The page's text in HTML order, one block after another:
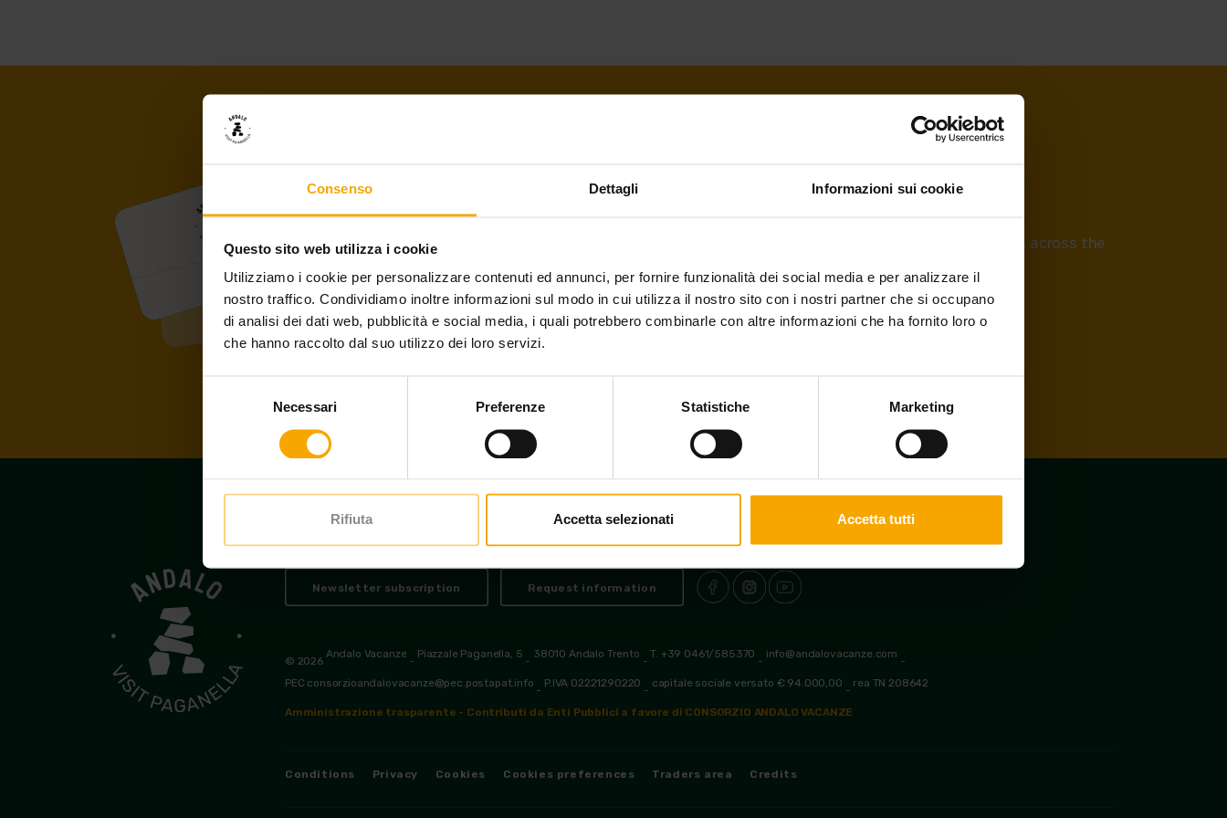
Consenso Dettagli Informazioni sui cookie
Questo sito web utilizza i cookie
Utilizziamo i cookie per personalizzare contenuti ed annunci, per fornire funzionalità dei social media e per analizzare il
nostro traffico. Condividiamo inoltre informazioni sul modo in cui utilizza il nostro sito con i nostri partner che si occupano
di analisi dei dati web, pubblicità e social media, i quali potrebbero combinarle con altre informazioni che ha fornito loro o
che hanno raccolto dal suo utilizzo dei loro servizi.
Necessari Preferenze Statistiche Marketing
Rifiuta Accetta selezionati Accetta tutti
PAGANELLA GUEST CARD
The Dolomiti Paganella Guest Card gives holders many discounts and reductions across the
whole of the Paganella area, in Andalo, Molveno and Fai della Paganella.
Get the card
Newsletter subscription Request information
© 2026
Andalo Vacanze
-
Piazzale Paganella, 5
-
38010 Andalo Trento
-
T. +39 0461/585370
-
info@andalovacanze.com
-
PEC consorzioandalovacanze@pec.postapat.info
-
P.IVA 02221290220
-
capitale sociale versato € 94.000,00
-
rea TN 208642
Amministrazione trasparente - Contributi da Enti Pubblici a favore di CONSORZIO ANDALO VACANZE
Conditions Privacy Cookies Cookies preferences Traders area Credits